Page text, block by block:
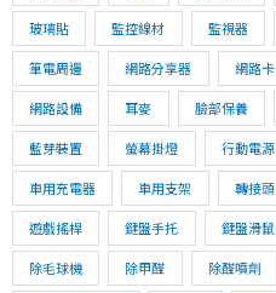
玻璃貼 監控線材 監視器
筆電周邊 網路分享器 網路卡
網路設備 耳麥 臉部保養
藍芽裝置 螢幕掛燈 行動電源
車用充電器 車用支架 轉接頭
遊戲搖桿 鍵盤手托 鍵盤滑鼠
除毛球機 除甲醛 除醛噴劑